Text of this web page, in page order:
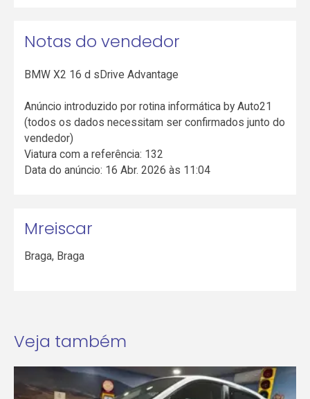
Notas do vendedor
BMW X2 16 d sDrive Advantage
Anúncio introduzido por rotina informática by Auto21
(todos os dados necessitam ser confirmados junto do
vendedor)
Viatura com a referência: 132
Data do anúncio: 16 Abr. 2026 às 11:04
Mreiscar
Braga, Braga
Veja também